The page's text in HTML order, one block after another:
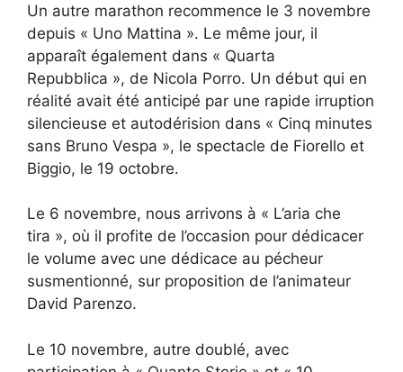
Un autre marathon recommence le 3 novembre
depuis « Uno Mattina ». Le même jour, il
apparaît également dans « Quarta
Repubblica », de Nicola Porro. Un début qui en
réalité avait été anticipé par une rapide irruption
silencieuse et autodérision dans « Cinq minutes
sans Bruno Vespa », le spectacle de Fiorello et
Biggio, le 19 octobre.
Le 6 novembre, nous arrivons à « L’aria che
tira », où il profite de l’occasion pour dédicacer
le volume avec une dédicace au pécheur
susmentionné, sur proposition de l’animateur
David Parenzo.
Le 10 novembre, autre doublé, avec